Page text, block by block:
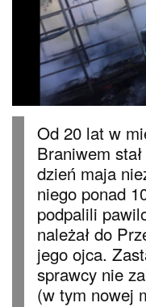
Od 20 lat w
Braniwem
dzień maja
niego ponad
podpalili
należał do
jego ojca.
sprawcy nie
(w tym nowej